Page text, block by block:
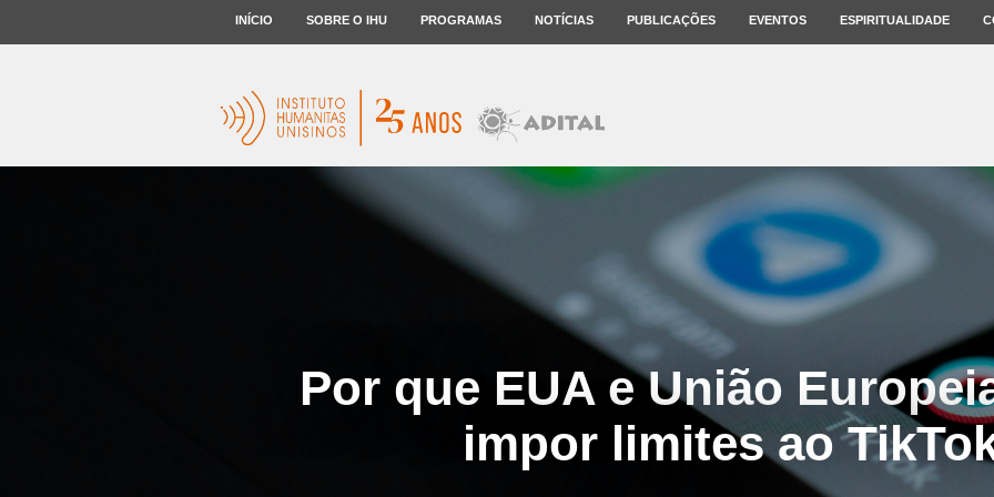
INÍCIO SOBRE O IHU PROGRAMAS NOTÍCIAS PUBLICAÇÕES EVENTOS ESPIRITUALIDADE
Por que EUA e União
impor limites ao